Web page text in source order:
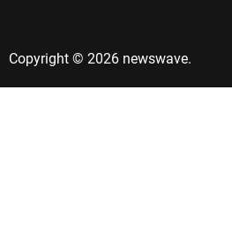
Copyright © 2026 newswave.